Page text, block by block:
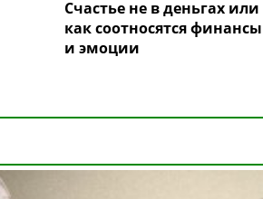
Счастье не в деньгах или
как соотносятся финансы
и эмоции